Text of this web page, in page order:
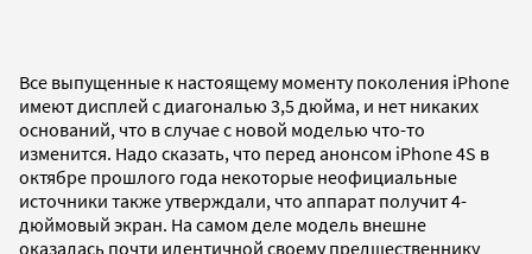
Все выпущенные к настоящему моменту поколения iPhone
имеют дисплей с диагональю 3,5 дюйма, и нет никаких
оснований, что в случае с новой моделью что-то
изменится. Надо сказать, что перед анонсом iPhone 4S в
октябре прошлого года некоторые неофициальные
источники также утверждали, что аппарат получит 4-
дюймовый экран. На самом деле модель внешне
оказалась почти идентичной своему предшественнику